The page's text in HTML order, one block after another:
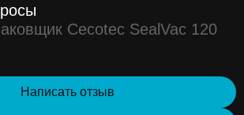
Cecotec SealVac 120
Написать отзыв